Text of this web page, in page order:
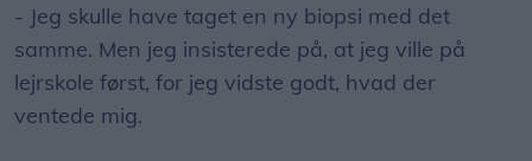
- Jeg skulle have taget en ny biopsi med det
samme. Men jeg insisterede på, at jeg ville på
lejrskole først, for jeg vidste godt, hvad der
ventede mig.